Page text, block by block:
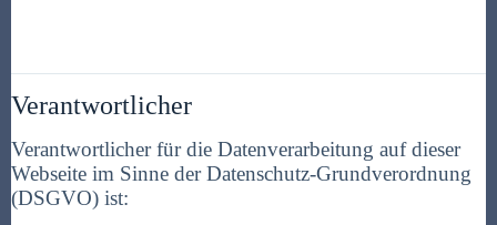
Verantwortlicher
Verantwortlicher für die Datenverarbeitung auf dieser
Webseite im Sinne der Datenschutz-Grundverordnung
(DSGVO) ist: